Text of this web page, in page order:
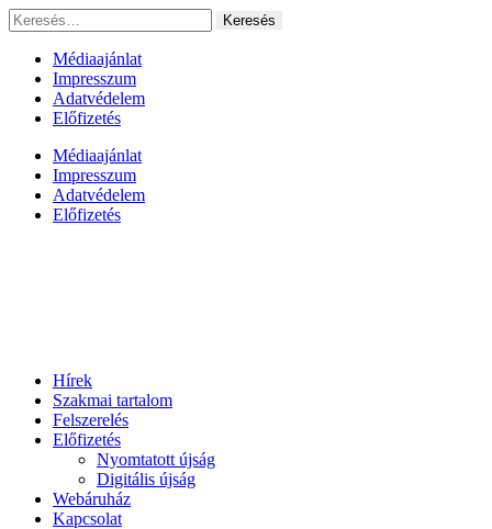
Ugrás
a
tartalomhoz
Keresés:
Médiaajánlat
Impresszum
Adatvédelem
Előfizetés
Médiaajánlat
Impresszum
Adatvédelem
Előfizetés
Hírek
Szakmai tartalom
Felszerelés
Előfizetés
Nyomtatott újság
Digitális újság
Webáruház
Kapcsolat